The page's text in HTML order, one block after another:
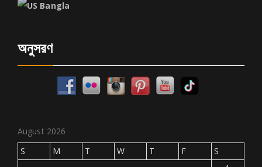
অনুসরণ
August 2026
S
M T W T F
S